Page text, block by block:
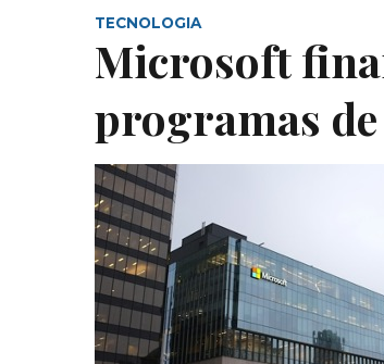
TECNOLOGIA
Microsoft
programas